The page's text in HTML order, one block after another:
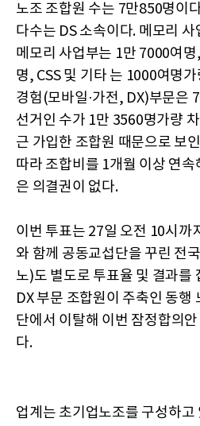
노조 조합원 수는 7만850명이
다수는 DS 소속이다. 메모리
메모리 사업부는 1만 7000여
명, CSS 및 기타 는 1000여명
경험(모바일·가전, DX)부문은
선거인 수가 1만 3560명가량
근 가입한 조합원 때문으로 보
따라 조합비를 1개월 이상 연
은 의결권이 없다.
이번 투표는 27일 오전 10시까
와 함께 공동교섭단을 꾸린 전
노)도 별도로 투표율 및 결과를
DX 부문 조합원이 주축인 동행
단에서 이탈해 이번 잠정합의
다.
업계는 초기업노조를 구성하